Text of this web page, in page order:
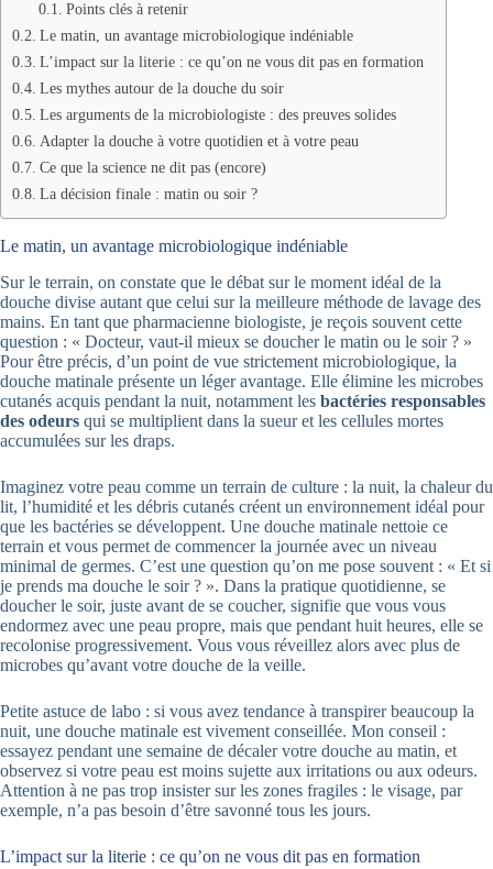
Points clés à retenir
Le matin, un avantage microbiologique indéniable
L’impact sur la literie : ce qu’on ne vous dit pas en formation
Les mythes autour de la douche du soir
Les arguments de la microbiologiste : des preuves solides
Adapter la douche à votre quotidien et à votre peau
Ce que la science ne dit pas (encore)
La décision finale : matin ou soir ?
Le matin, un avantage microbiologique indéniable
Sur le terrain, on constate que le débat sur le moment idéal de la
douche divise autant que celui sur la meilleure méthode de lavage des
mains. En tant que pharmacienne biologiste, je reçois souvent cette
question : « Docteur, vaut-il mieux se doucher le matin ou le soir ? »
Pour être précis, d’un point de vue strictement microbiologique, la
douche matinale présente un léger avantage. Elle élimine les microbes
cutanés acquis pendant la nuit, notamment les bactéries responsables
des odeurs qui se multiplient dans la sueur et les cellules mortes
accumulées sur les draps.
Imaginez votre peau comme un terrain de culture : la nuit, la chaleur du
lit, l’humidité et les débris cutanés créent un environnement idéal pour
que les bactéries se développent. Une douche matinale nettoie ce
terrain et vous permet de commencer la journée avec un niveau
minimal de germes. C’est une question qu’on me pose souvent : « Et si
je prends ma douche le soir ? ». Dans la pratique quotidienne, se
doucher le soir, juste avant de se coucher, signifie que vous vous
endormez avec une peau propre, mais que pendant huit heures, elle se
recolonise progressivement. Vous vous réveillez alors avec plus de
microbes qu’avant votre douche de la veille.
Petite astuce de labo : si vous avez tendance à transpirer beaucoup la
nuit, une douche matinale est vivement conseillée. Mon conseil :
essayez pendant une semaine de décaler votre douche au matin, et
observez si votre peau est moins sujette aux irritations ou aux odeurs.
Attention à ne pas trop insister sur les zones fragiles : le visage, par
exemple, n’a pas besoin d’être savonné tous les jours.
L’impact sur la literie : ce qu’on ne vous dit pas en formation